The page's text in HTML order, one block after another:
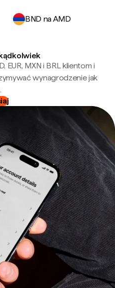
BND na AMD
EUR, MXN i BRL klientom i
wynagrodzenie jak